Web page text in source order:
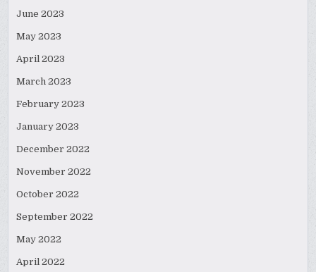
June 2023
May 2023
April 2023
March 2023
February 2023
January 2023
December 2022
November 2022
October 2022
September 2022
May 2022
April 2022